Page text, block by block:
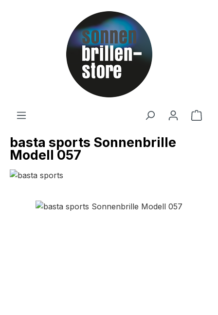
Zum Hauptinhalt springen
basta sports Sonnenbrille
Modell 057
Bildergalerie überspringen